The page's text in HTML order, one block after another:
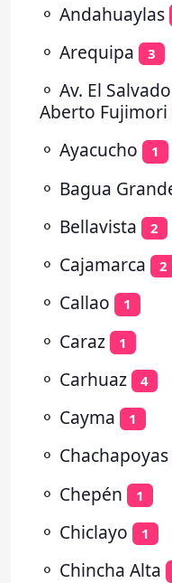
⚬ Andahuaylas
⚬ Arequipa 3
⚬ Av. El
Aberto Fujimori
⚬ Ayacucho 1
⚬ Bagua
⚬ Bellavista 2
⚬ Cajamarca 2
⚬ Callao 1
⚬ Caraz 1
⚬ Carhuaz 4
⚬ Cayma 1
⚬ Chachapoyas
⚬ Chepén 1
⚬ Chiclayo 1
⚬ Chincha Alta